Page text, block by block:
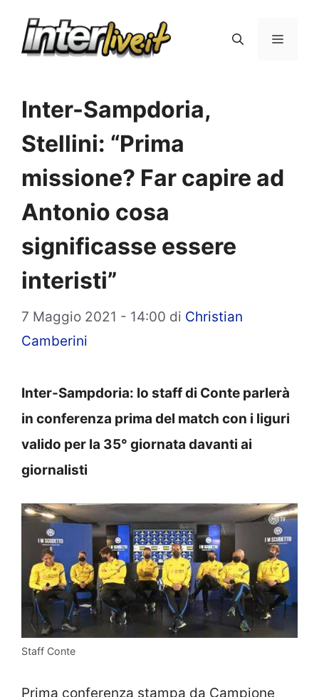
Menu
Inter-Sampdoria,
Stellini: “Prima
missione? Far capire ad
Antonio cosa
significasse essere
interisti”
7 Maggio 2021 - 14:00 di Christian
Camberini
Inter-Sampdoria: lo staff di Conte parlerà
in conferenza prima del match con i liguri
valido per la 35° giornata davanti ai
giornalisti
Staff Conte
Prima conferenza stampa da Campione